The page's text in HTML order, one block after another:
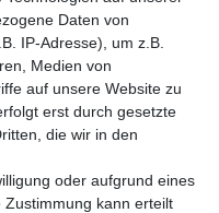
Daten­schutz­erklärung
Daten von
IP-Adresse), um z.B.
Medien von
auf unsere Website zu
erst durch gesetzte
die wir in den
oder aufgrund eines
kann erteilt